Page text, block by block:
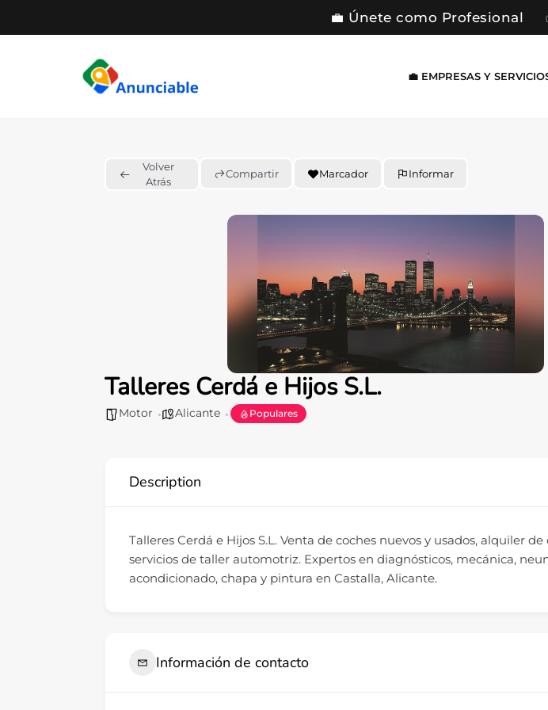
💼 Únete como Profesional
💼 EMPRESAS Y
Volver
Atrás
Compartir Marcador Informar
Talleres Cerdá e Hijos S.L.
Motor Alicante Populares
Description
Talleres Cerdá e Hijos S.L. Venta de coches nuevos y usados, alquiler de
servicios de taller automotriz. Expertos en diagnósticos, mecánica,
acondicionado, chapa y pintura en Castalla, Alicante.
Información de contacto